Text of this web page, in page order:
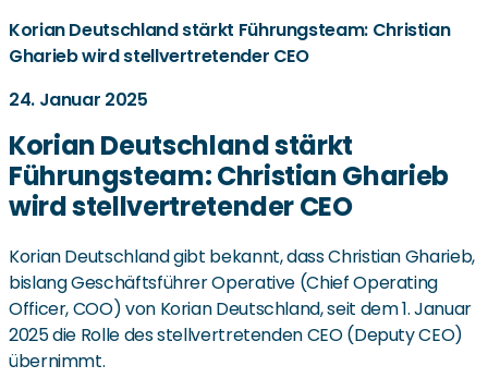
Korian Deutschland stärkt Führungsteam: Christian
Gharieb wird stellvertretender CEO
24. Januar 2025
Korian Deutschland stärkt
Führungsteam: Christian Gharieb
wird stellvertretender CEO
Korian Deutschland gibt bekannt, dass Christian Gharieb,
bislang Geschäftsführer Operative (Chief Operating
Officer, COO) von Korian Deutschland, seit dem 1. Januar
2025 die Rolle des stellvertretenden CEO (Deputy CEO)
übernimmt.